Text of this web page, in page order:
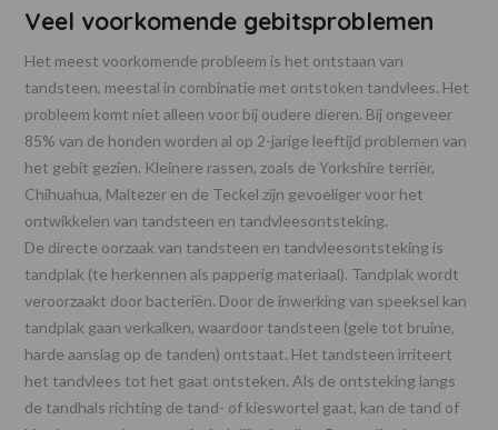
Veel voorkomende gebitsproblemen
Het meest voorkomende probleem is het ontstaan van
tandsteen, meestal in combinatie met ontstoken tandvlees. Het
probleem komt niet alleen voor bij oudere dieren. Bij ongeveer
85% van de honden worden al op 2-jarige leeftijd problemen van
het gebit gezien. Kleinere rassen, zoals de Yorkshire terriër,
Chihuahua, Maltezer en de Teckel zijn gevoeliger voor het
ontwikkelen van tandsteen en tandvleesontsteking.
De directe oorzaak van tandsteen en tandvleesontsteking is
tandplak (te herkennen als papperig materiaal). Tandplak wordt
veroorzaakt door bacteriën. Door de inwerking van speeksel kan
tandplak gaan verkalken, waardoor tandsteen (gele tot bruine,
harde aanslag op de tanden) ontstaat. Het tandsteen irriteert
het tandvlees tot het gaat ontsteken. Als de ontsteking langs
de tandhals richting de tand- of kieswortel gaat, kan de tand of